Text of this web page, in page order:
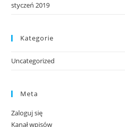
styczeń 2019
Kategorie
Uncategorized
Meta
Zaloguj się
Kanał wpisów